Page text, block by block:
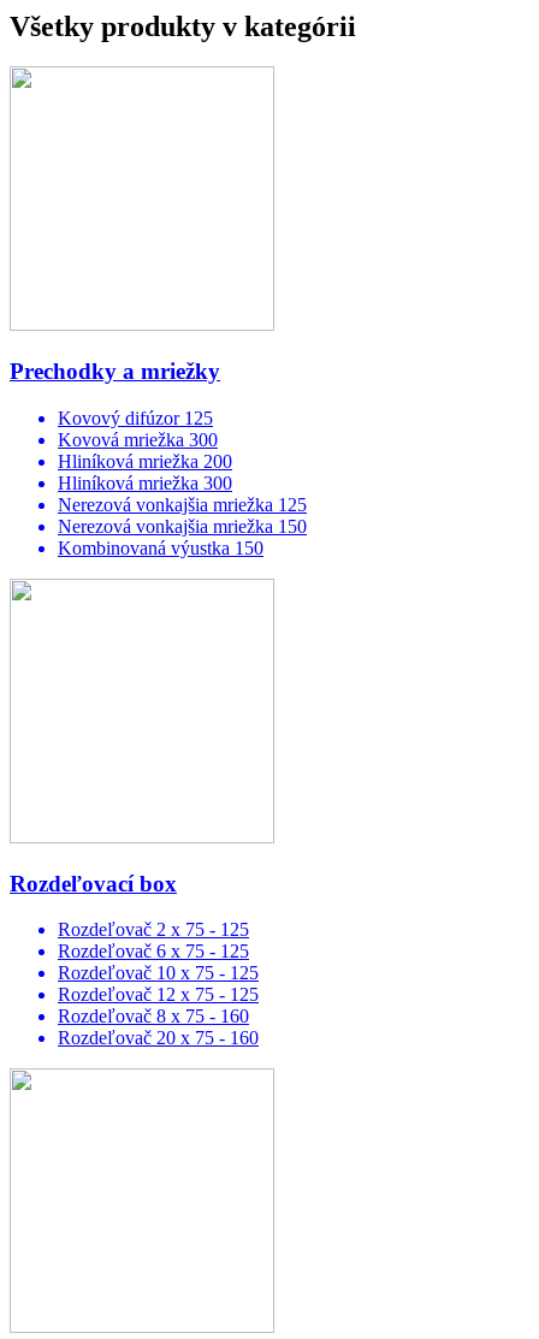
Všetky produkty v kategórii
Prechodky a mriežky
Kovový difúzor 125
Kovová mriežka 300
Hliníková mriežka 200
Hliníková mriežka 300
Nerezová vonkajšia mriežka 125
Nerezová vonkajšia mriežka 150
Kombinovaná výustka 150
Rozdeľovací box
Rozdeľovač 2 x 75 - 125
Rozdeľovač 6 x 75 - 125
Rozdeľovač 10 x 75 - 125
Rozdeľovač 12 x 75 - 125
Rozdeľovač 8 x 75 - 160
Rozdeľovač 20 x 75 - 160